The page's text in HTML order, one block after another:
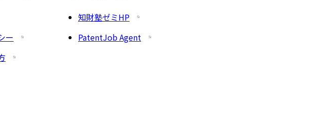
ー
知財塾ゼミHP
PatentJob Agent